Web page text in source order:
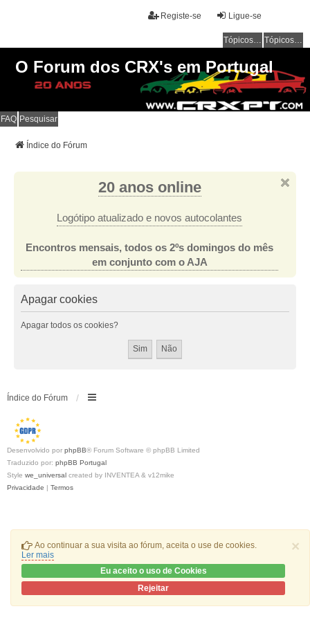
×
Ao continuar a sua visita ao fórum, aceita o use de cookies.
Ler mais
Eu aceito o uso de Cookies
Rejeitar
Ligue-se
Registe-se
Tópicos sem resposta Tópicos ativos
O Forum dos CRX's em Portugal
FAQ Pesquisar
Índice do Fórum
20 anos online
Logótipo atualizado e novos autocolantes
Encontros mensais, todos os 2ºs domingos do mês
em conjunto com o AJA
Apagar cookies
Apagar todos os cookies?
Índice do Fórum
Desenvolvido por phpBB® Forum Software © phpBB Limited
Traduzido por: phpBB Portugal
Style we_universal created by INVENTEA & v12mike
Privacidade | Termos